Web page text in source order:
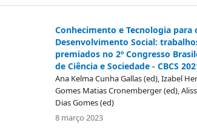
Conhecimento e Tecnologia para
Desenvolvimento Social:
premiados no 2º Congresso
de Ciência e Sociedade - CBCS
Ana Kelma Cunha Gallas (ed), Izabel
Gomes Matias Cronemberger (ed),
Dias Gomes (ed)
8 março 2023